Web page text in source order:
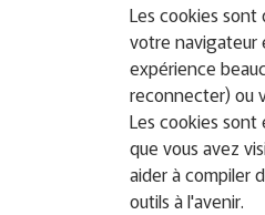
Les cookies sont
votre navigateur
expérience
reconnecter) ou
Les cookies
que vous avez
aider à compiler
outils à l'avenir.